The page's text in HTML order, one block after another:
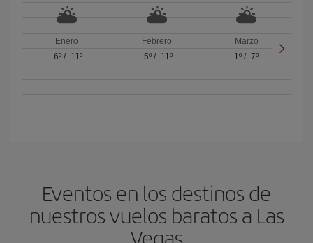
Enero
-6º/ -11º
Febrero
-5º/ -11º
Marzo
1º /-7º
Eventos en los destinos de
nuestros vuelos baratos a Las